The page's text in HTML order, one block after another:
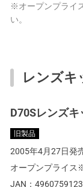
※オープンプライ
い。
レンズキ
D70Sレンズキ
旧製品
2005年4月27日発
オープンプライス
JAN：